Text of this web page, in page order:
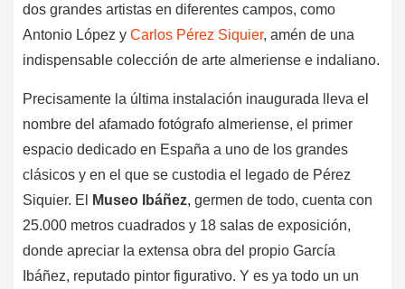
dos grandes artistas en diferentes campos, como
Antonio López y Carlos Pérez Siquier, amén de una
indispensable colección de arte almeriense e indaliano.
Precisamente la última instalación inaugurada lleva el
nombre del afamado fotógrafo almeriense, el primer
espacio dedicado en España a uno de los grandes
clásicos y en el que se custodia el legado de Pérez
Siquier. El
Museo Ibáñez, germen de todo, cuenta con
25.000 metros cuadrados y 18 salas de exposición,
donde apreciar la extensa obra del propio García
Ibáñez, reputado pintor figurativo. Y es ya todo un un